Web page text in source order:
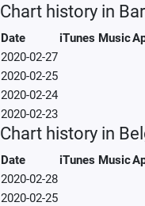
Chart history in
Date iTunes Music
2020-02-27
2020-02-25
2020-02-24
2020-02-23
Chart history in
Date iTunes Music
2020-02-28
2020-02-25